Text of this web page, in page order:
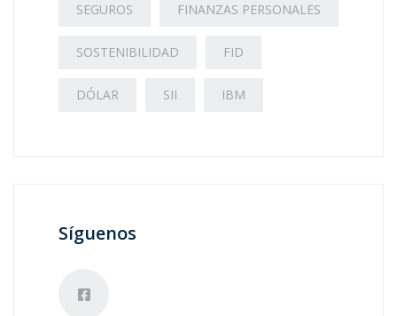
SEGUROS FINANZAS PERSONALES
SOSTENIBILIDAD FID
DÓLAR SII IBM
Síguenos